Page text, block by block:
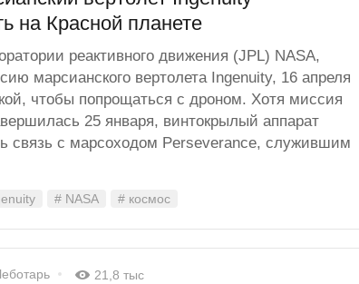
на Красной планете
реактивного движения (JPL) NASA,
марсианского вертолета Ingenuity, 16 апреля
чтобы попрощаться с дроном. Хотя миссия
25 января, винтокрылый аппарат
связь с марсоходом Perseverance, служившим
# NASA # космос
21,8 тыс